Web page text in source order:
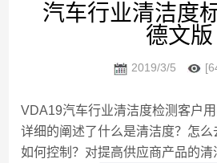
汽车行业清洁度
德文版
2019/3/5
VDA19汽车行业清洁度检测客户
详细的阐述了什么是清洁度？怎
如何控制？对提高供应商产品的清